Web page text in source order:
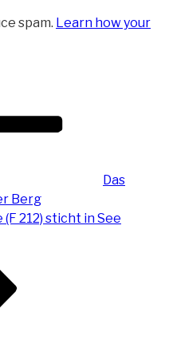
spam. Learn how your
Das
Berg
212) sticht in See